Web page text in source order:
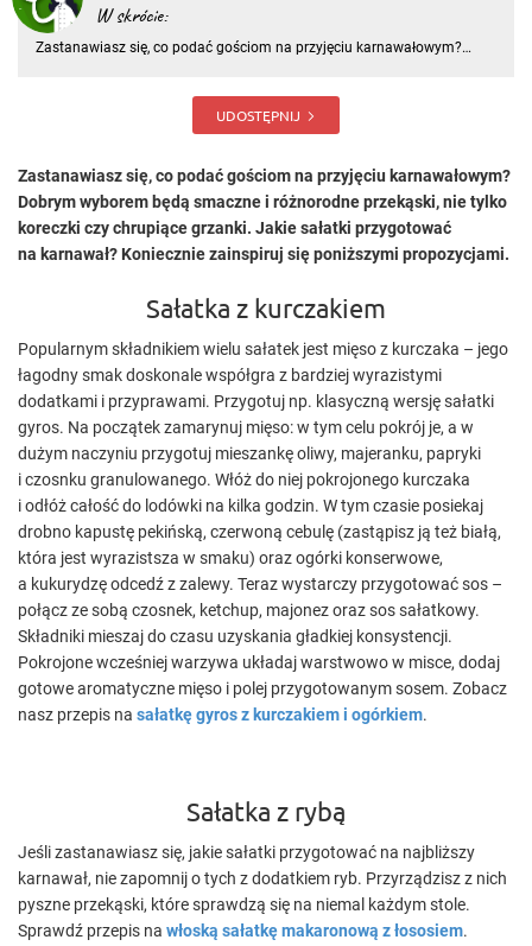
W skrócie:
Zastanawiasz się, co podać gościom na przyjęciu karnawałowym?
karnawał? Koniecznie zainspiruj się poniższymi propozycjami. Sałatka
UDOSTĘPNIJ
Zastanawiasz się, co podać gościom na przyjęciu karnawałowym?
Dobrym wyborem będą smaczne i różnorodne przekąski, nie tylko
koreczki czy chrupiące grzanki. Jakie sałatki przygotować
na karnawał? Koniecznie zainspiruj się poniższymi propozycjami.
Sałatka z kurczakiem
Popularnym składnikiem wielu sałatek jest mięso z kurczaka – jego
łagodny smak doskonale współgra z bardziej wyrazistymi
dodatkami i przyprawami. Przygotuj np. klasyczną wersję sałatki
gyros. Na początek zamarynuj mięso: w tym celu pokrój je, a w
dużym naczyniu przygotuj mieszankę oliwy, majeranku, papryki
i czosnku granulowanego. Włóż do niej pokrojonego kurczaka
i odłóż całość do lodówki na kilka godzin. W tym czasie posiekaj
drobno kapustę pekińską, czerwoną cebulę (zastąpisz ją też białą,
która jest wyrazistsza w smaku) oraz ogórki konserwowe,
a kukurydzę odcedź z zalewy. Teraz wystarczy przygotować sos –
połącz ze sobą czosnek, ketchup, majonez oraz sos sałatkowy.
Składniki mieszaj do czasu uzyskania gładkiej konsystencji.
Pokrojone wcześniej warzywa układaj warstwowo w misce, dodaj
gotowe aromatyczne mięso i polej przygotowanym sosem. Zobacz
nasz przepis na sałatkę gyros z kurczakiem i ogórkiem.
Sałatka z rybą
Jeśli zastanawiasz się, jakie sałatki przygotować na najbliższy
karnawał, nie zapomnij o tych z dodatkiem ryb. Przyrządzisz z nich
pyszne przekąski, które sprawdzą się na niemal każdym stole.
Sprawdź przepis na włoską sałatkę makaronową z łososiem.